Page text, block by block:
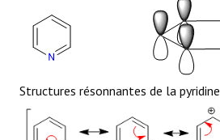
Structures résonnantes de la pyridine